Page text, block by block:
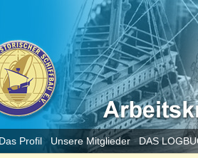
Das Profil Unsere Mitglieder DAS